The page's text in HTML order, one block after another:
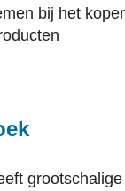
bij het